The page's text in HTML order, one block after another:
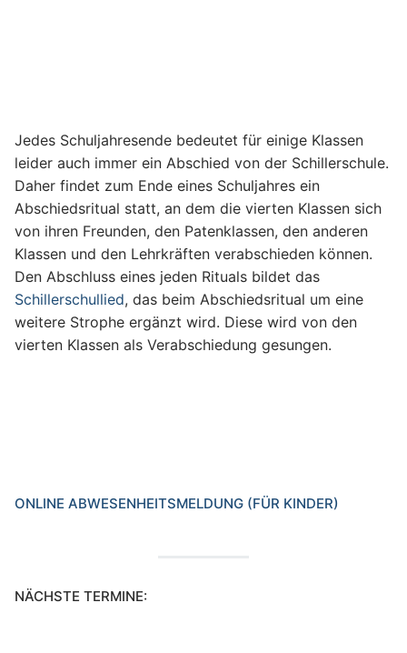
Jedes Schuljahresende bedeutet für einige Klassen
leider auch immer ein Abschied von der Schillerschule.
Daher findet zum Ende eines Schuljahres ein
Abschiedsritual statt, an dem die vierten Klassen sich
von ihren Freunden, den Patenklassen, den anderen
Klassen und den Lehrkräften verabschieden können.
Den Abschluss eines jeden Rituals bildet das
Schillerschullied, das beim Abschiedsritual um eine
weitere Strophe ergänzt wird. Diese wird von den
vierten Klassen als Verabschiedung gesungen.
ONLINE ABWESENHEITSMELDUNG (FÜR KINDER)
NÄCHSTE TERMINE: